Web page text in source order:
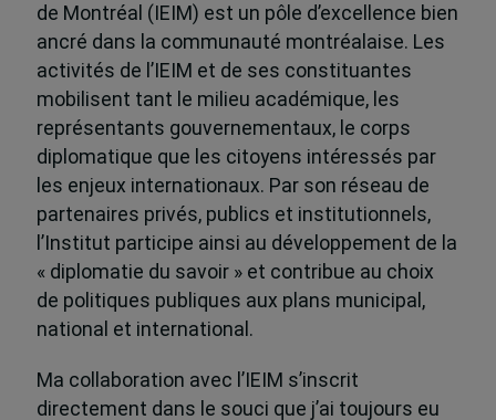
de Montréal (IEIM) est un pôle d’excellence bien
ancré dans la communauté montréalaise. Les
activités de l’IEIM et de ses constituantes
mobilisent tant le milieu académique, les
représentants gouvernementaux, le corps
diplomatique que les citoyens intéressés par
les enjeux internationaux. Par son réseau de
partenaires privés, publics et institutionnels,
l’Institut participe ainsi au développement de la
« diplomatie du savoir » et contribue au choix
de politiques publiques aux plans municipal,
national et international.
Ma collaboration avec l’IEIM s’inscrit
directement dans le souci que j’ai toujours eu